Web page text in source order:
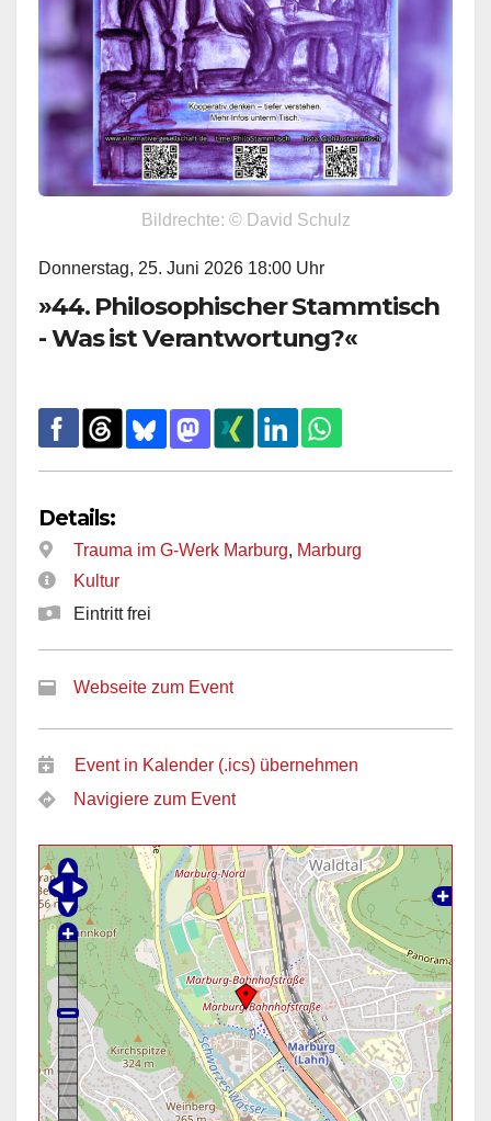
Bildrechte: © David Schulz
Donnerstag, 25. Juni 2026 18:00 Uhr
»44. Philosophischer Stammtisch
- Was ist Verantwortung?«
Details:
Trauma im G-Werk Marburg, Marburg
Kultur
Eintritt frei
Webseite zum Event
Event in Kalender (.ics) übernehmen
Navigiere zum Event